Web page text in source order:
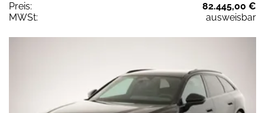
Preis:
82.445,00 €
MWSt:
ausweisbar